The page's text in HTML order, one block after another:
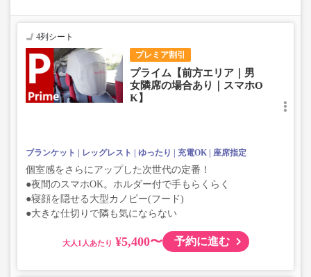
プレミア割引
4列シート
プライム【前方エリア｜男
女隣席の場合あり｜スマホO
K】
ブランケット レッグレスト ゆったり 充電OK 座席指定
個室感をさらにアップした次世代の定番！
●夜間のスマホOK。ホルダー付で手もらくらく
●寝顔を隠せる大型カノピー(フード)
●大きな仕切りで隣も気にならない
大人 ¥5,400〜 予約に進む